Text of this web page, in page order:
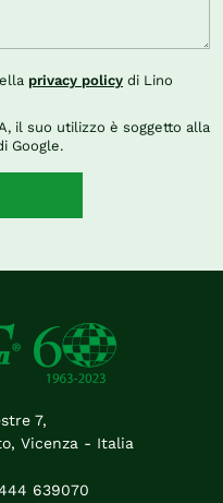
privacy policy di Lino
il suo utilizzo è soggetto alla
Google.
7,
Vicenza - Italia
639070